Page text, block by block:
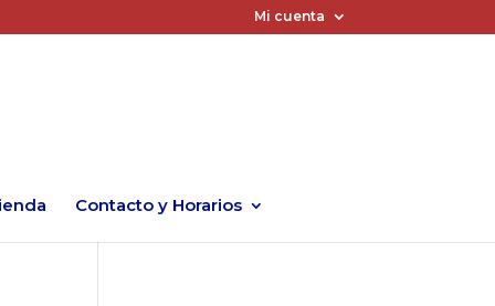
Mi cuenta
Contacto y Horarios